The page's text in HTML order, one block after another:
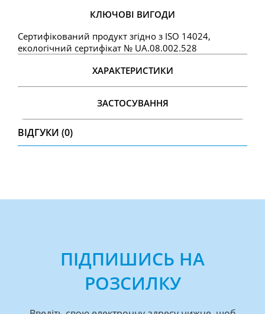
КЛЮЧОВІ ВИГОДИ
Сертифікований продукт згідно з ISO 14024,
екологічний сертифікат № UA.08.002.528
ХАРАКТЕРИСТИКИ
ЗАСТОСУВАННЯ
ВІДГУКИ (0)
ПІДПИШИСЬ НА
РОЗСИЛКУ